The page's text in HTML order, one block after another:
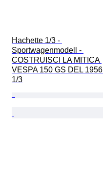
Hachette 1/3 -
Sportwagenmodell -
COSTRUISCI LA MITICA
VESPA 150 GS DEL 1956
1/3